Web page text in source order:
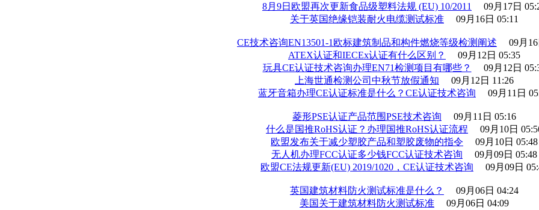
8月9日欧盟再次更新食品级塑料法规 (EU) 10/2011
09月17日
关于英国绝缘铠装耐火电缆测试标准
09月16日 05:11
CE技术咨询EN13501-1欧标建筑制品和构件燃烧等级检测阐述
09月
ATEX认证和IECEx认证有什么区别？
09月12日 05:35
玩具CE认证技术咨询办理EN71检测项目有哪些？
09月12日
上海世通检测公司中秋节放假通知
09月12日 11:26
蓝牙音箱办理CE认证标准是什么？CE认证技术咨询
09月11日
菱形PSE认证产品范围PSE技术咨询
09月11日 05:16
什么是国推RoHS认证？办理国推RoHS认证流程
09月10日
欧盟发布关于减少塑胶产品和塑胶废物的指令
09月10日 05:48
无人机办理FCC认证多少钱FCC认证技术咨询
09月09日 05:48
欧盟CE法规更新(EU) 2019/1020，CE认证技术咨询
09月09日
英国建筑材料防火测试标准是什么？
09月06日 04:24
美国关于建筑材料防火测试标准
09月06日 04:09